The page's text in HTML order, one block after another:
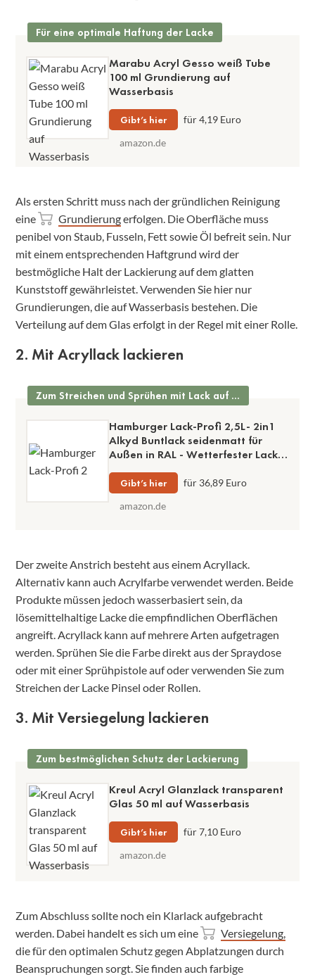
Für eine optimale Haftung der Lacke
Marabu Acryl Gesso weiß Tube
100 ml Grundierung auf
Wasserbasis
Gibt’s hier
für 4,19 Euro
amazon.de
Als ersten Schritt muss nach der gründlichen Reinigung
eine
Grundierungerfolgen. Die Oberfläche muss
penibel von Staub, Fusseln, Fett sowie Öl befreit sein. Nur
mit einem entsprechenden Haftgrund wird der
bestmögliche Halt der Lackierung auf dem glatten
Kunststoff gewährleistet. Verwenden Sie hier nur
Grundierungen, die auf Wasserbasis bestehen. Die
Verteilung auf dem Glas erfolgt in der Regel mit einer Rolle.
2. Mit Acryllack lackieren
Zum Streichen und Sprühen mit Lack auf Wasserbasis
Hamburger Lack-Profi 2,5L- 2in1
Alkyd Buntlack seidenmatt für
Außen in RAL - Wetterfester Lack
und Grundierung für Holz & Metall
(RAL 7016 Anthrazitgrau)
Gibt’s hier
für 36,89 Euro
amazon.de
Der zweite Anstrich besteht aus einem Acryllack.
Alternativ kann auch Acrylfarbe verwendet werden. Beide
Produkte müssen jedoch wasserbasiert sein, da
lösemittelhaltige Lacke die empfindlichen Oberflächen
angreift. Acryllack kann auf mehrere Arten aufgetragen
werden. Sprühen Sie die Farbe direkt aus der Spraydose
oder mit einer Sprühpistole auf oder verwenden Sie zum
Streichen der Lacke Pinsel oder Rollen.
3. Mit Versiegelung lackieren
Zum bestmöglichen Schutz der Lackierung
Kreul Acryl Glanzlack transparent
Glas 50 ml auf Wasserbasis
Gibt’s hier
für 7,10 Euro
amazon.de
Zum Abschluss sollte noch ein Klarlack aufgebracht
werden. Dabei handelt es sich um eine
Versiegelung,
die für den optimalen Schutz gegen Abplatzungen durch
Beanspruchungen sorgt. Sie finden auch farbige